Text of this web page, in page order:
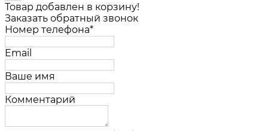
Товар добавлен в корзину!
Заказать обратный звонок
Номер телефона*
Email
Ваше имя
Комментарий